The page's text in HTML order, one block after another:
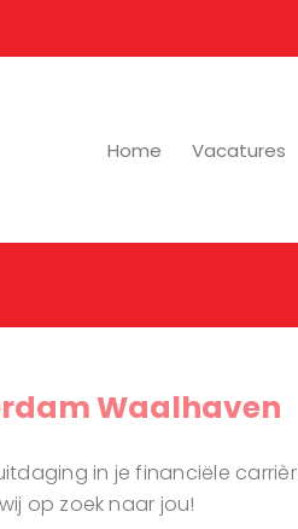
Home Vacatures
Waalhaven
in je financiële
op zoek naar jou!